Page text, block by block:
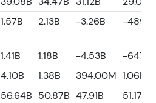
1.57B 2.13B -3.26B -
1.41B 1.18B -4.53B
-
4.10B 1.38B 394.00M 1.06B
56.64B 50.87B 47.91B
51.17B